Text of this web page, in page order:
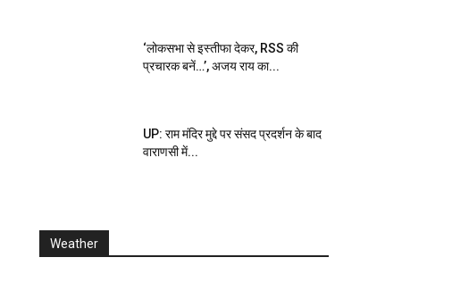
‘लोकसभा से इस्तीफा देकर, RSS की
प्रचारक बनें…’, अजय राय का...
UP: राम मंदिर मुद्दे पर संसद प्रदर्शन के बाद
वाराणसी में...
Weather